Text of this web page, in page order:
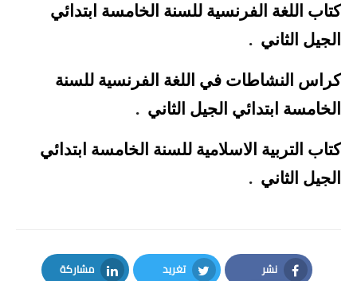
كتاب اللغة الفرنسية للسنة الخامسة ابتدائي
الجيل الثاني .
كراس النشاطات في اللغة الفرنسية للسنة
الخامسة ابتدائي الجيل الثاني .
كتاب التربية الاسلامية للسنة الخامسة ابتدائي
الجيل الثاني .
نشر تغريد مشاركة